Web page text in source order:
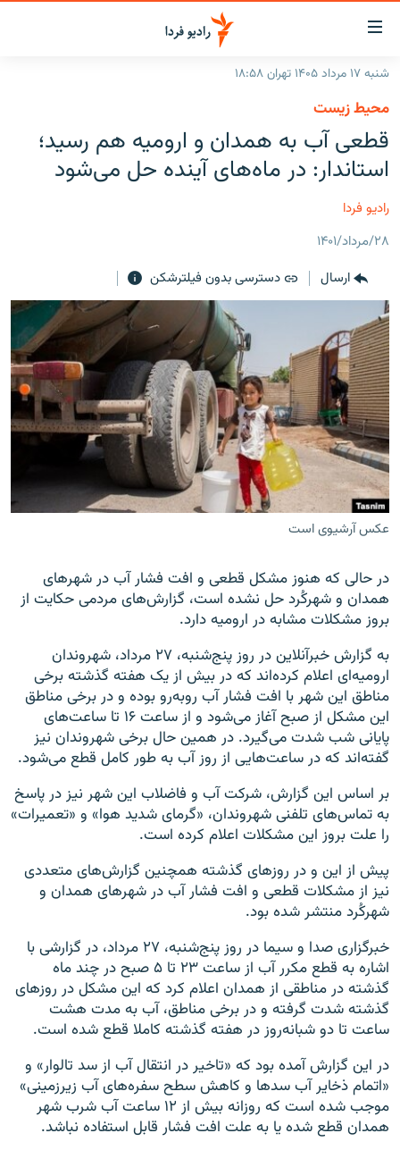
لینک‌های
قابلیت
دسترسی
بازگشت
منوی
اصلی
رفتن
به
صفحه
ایران
جهان
فرکانس‌ها
پادکست
چندرسانه‌ای
گزارش‌های تصویری
گزارش‌های ویدئویی
زنان فردا
English
به ما بپیوندید
زبان‌های دیگر
شنبه ۱۷ مرداد ۱۴۰۵ تهران ۱۸:۵۸
محیط زیست
قطعی آب به همدان و ارومیه هم رسید؛
استاندار: در ماه‌های آینده حل می‌شود
رادیو فردا
۲۸/مرداد/۱۴۰۱
ارسال
دسترسی بدون فیلترشکن
عکس آرشیوی است
در حالی که هنوز مشکل قطعی و افت فشار آب در شهرهای
همدان و شهرکُرد حل نشده است، گزارش‌های مردمی حکایت از
بروز مشکلات مشابه در ارومیه دارد.
به گزارش خبرآنلاین در روز پنج‌شنبه، ۲۷ مرداد، شهروندان
ارومیه‌ای اعلام کرده‌اند که در بیش از یک هفته گذشته برخی
مناطق این شهر با افت فشار آب روبه‌رو بوده و در برخی مناطق
این مشکل از صبح آغاز می‌شود و از ساعت ۱۶ تا ساعت‌های
پایانی شب شدت می‌گیرد. در همین حال برخی شهروندان نیز
گفته‌اند که در ساعت‌هایی از روز آب به‌ طور کامل قطع می‌شود.
بر اساس این گزارش، شرکت آب و فاضلاب این شهر نیز در پاسخ
به تماس‌های تلفنی شهروندان، «گرمای شدید هوا» و «تعمیرات»
را علت بروز این مشکلات اعلام کرده‌ است.
پیش از این و در روزهای گذشته همچنین گزارش‌های متعددی
نیز از مشکلات قطعی و افت فشار آب در شهرهای همدان و
شهرکُرد منتشر شده بود.
خبرگزاری صدا و سیما در روز پنج‌شنبه، ۲۷ مرداد، در گزارشی با
اشاره به قطع مکرر آب از ساعت ۲۳ تا ۵ صبح در چند ماه
گذشته در مناطقی از همدان اعلام کرد که این مشکل در روزهای
گذشته شدت گرفته و در برخی مناطق، آب به مدت هشت
ساعت تا دو شبانه‌روز در هفته گذشته کاملا قطع شده است.
در این گزارش آمده بود که «تاخیر در انتقال آب از سد تالوار» و
«اتمام ذخایر آب سد‌ها و کاهش سطح سفره‌های آب زیرزمینی»
موجب شده است که روزانه بیش از ۱۲ ساعت آب شرب شهر
همدان قطع شده یا به علت افت فشار قابل استفاده نباشد.